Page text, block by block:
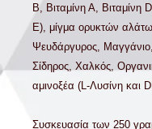
B, Βιταμίνη Α, Βιταμίνη
Ε), μίγμα ορυκτών
Ψευδάργυρος,
Σίδηρος, Χαλκός,
αμινοξέα (L-Λυσίνη και
Συσκευασία των 250